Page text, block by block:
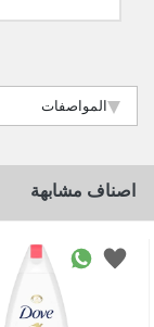
المواصفات
اصناف مشابهة